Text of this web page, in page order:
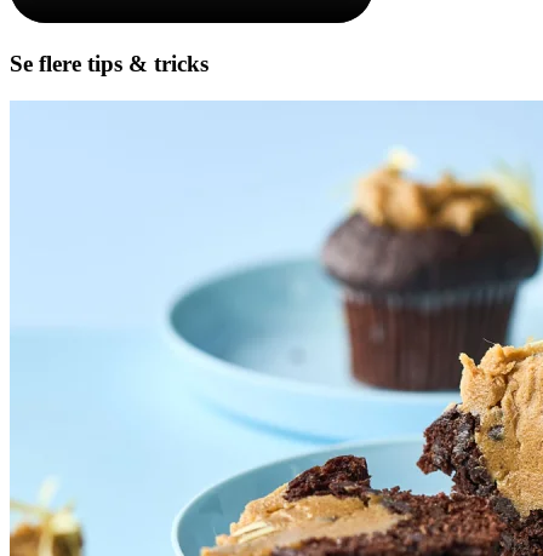
Se flere tips & tricks